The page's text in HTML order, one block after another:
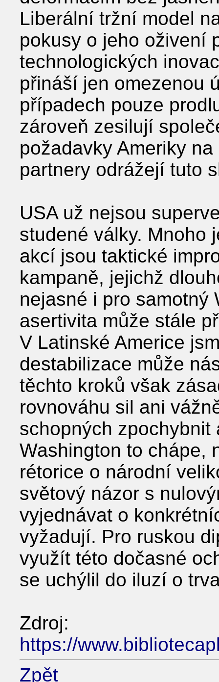
Liberální tržní model
pokusy o jeho oživení
technologických
přináší jen omezenou
případech pouze
zároveň zesilují
požadavky Ameriky
partnery odrážejí tuto
USA už nejsou
studené války. Mnoho
akcí jsou taktické
kampaně, jejichž
nejasné i pro samotný
asertivita může stále
V Latinské Americe
destabilizace může
těchto kroků však
rovnováhu sil ani
schopných zpochybnit
Washington to chápe,
rétorice o národní
světový názor s
vyjednávat o
vyžadují. Pro ruskou
využít této dočasné
se uchýlil do iluzí o
Zdroj:
https://
Zpět